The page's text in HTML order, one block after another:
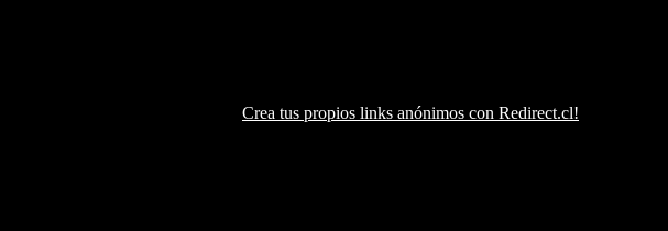
Crea tus propios links anónimos con Redirect.cl!